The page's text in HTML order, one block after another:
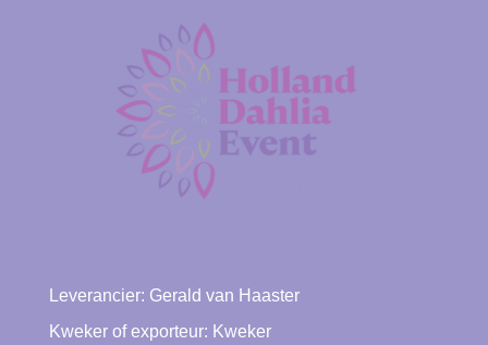
Leverancier: Gerald van Haaster
Kweker of exporteur: Kweker